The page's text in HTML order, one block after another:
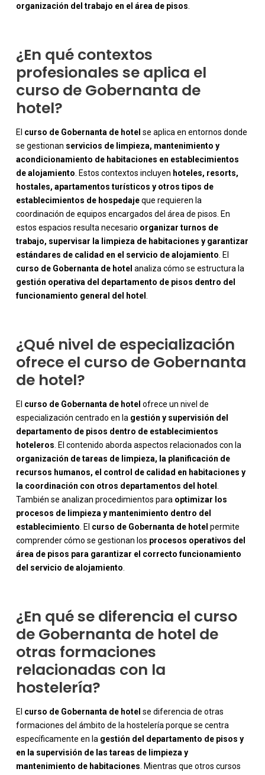
organización del trabajo en el área de pisos
¿En qué contextos
profesionales se aplica el
curso de Gobernanta de
hotel?
El curso de Gobernanta de hotel se aplica en entornos donde
se gestionan servicios de limpieza, mantenimiento y
acondicionamiento de habitaciones en establecimientos
de alojamiento . Estos contextos incluyen hoteles, resorts,
hostales, apartamentos turísticos y otros tipos de
establecimientos de hospedajeque requieren la
coordinación de equipos encargados del área de pisos. En
estos espacios resulta necesario organizar turnos de
trabajo, supervisar la limpieza de habitaciones y garantizar
estándares de calidad en el servicio de alojamiento . El
curso de Gobernanta de hotel analiza cómo se estructura la
gestión operativa del departamento de pisos dentro del
funcionamiento general del hotel
-
¿Qué nivel de especialización
ofrece el curso de Gobernanta
de hotel?
El curso de Gobernanta de hotel ofrece un nivel de
especialización centrado en la gestión y supervisión del
departamento de pisos dentro de establecimientos
hoteleros . El contenido aborda aspectos relacionados con la
organización de tareas de limpieza, la planificación de
recursos humanos, el control de calidad en habitaciones y
la coordinación con otros departamentos del hotel
También se analizan procedimientos para optimizar los
procesos de limpieza y mantenimiento dentro del
establecimiento . El curso de Gobernanta de hotel permite
comprender cómo se gestionan los procesos operativos del
área de pisos para garantizar el correcto funcionamiento
del servicio de alojamiento
-
¿En qué se diferencia el curso
de Gobernanta de hotel de
otras formaciones
relacionadas con la
hostelería?
El curso de Gobernanta de hotel se diferencia de otras
formaciones del ámbito de la hostelería porque se centra
específicamente en la gestión del departamento de pisos y
en la supervisión de las tareas de limpieza y
mantenimiento de habitaciones . Mientras que otros cursos